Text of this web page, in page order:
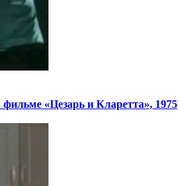
«Цезарь и Кларетта», 1975